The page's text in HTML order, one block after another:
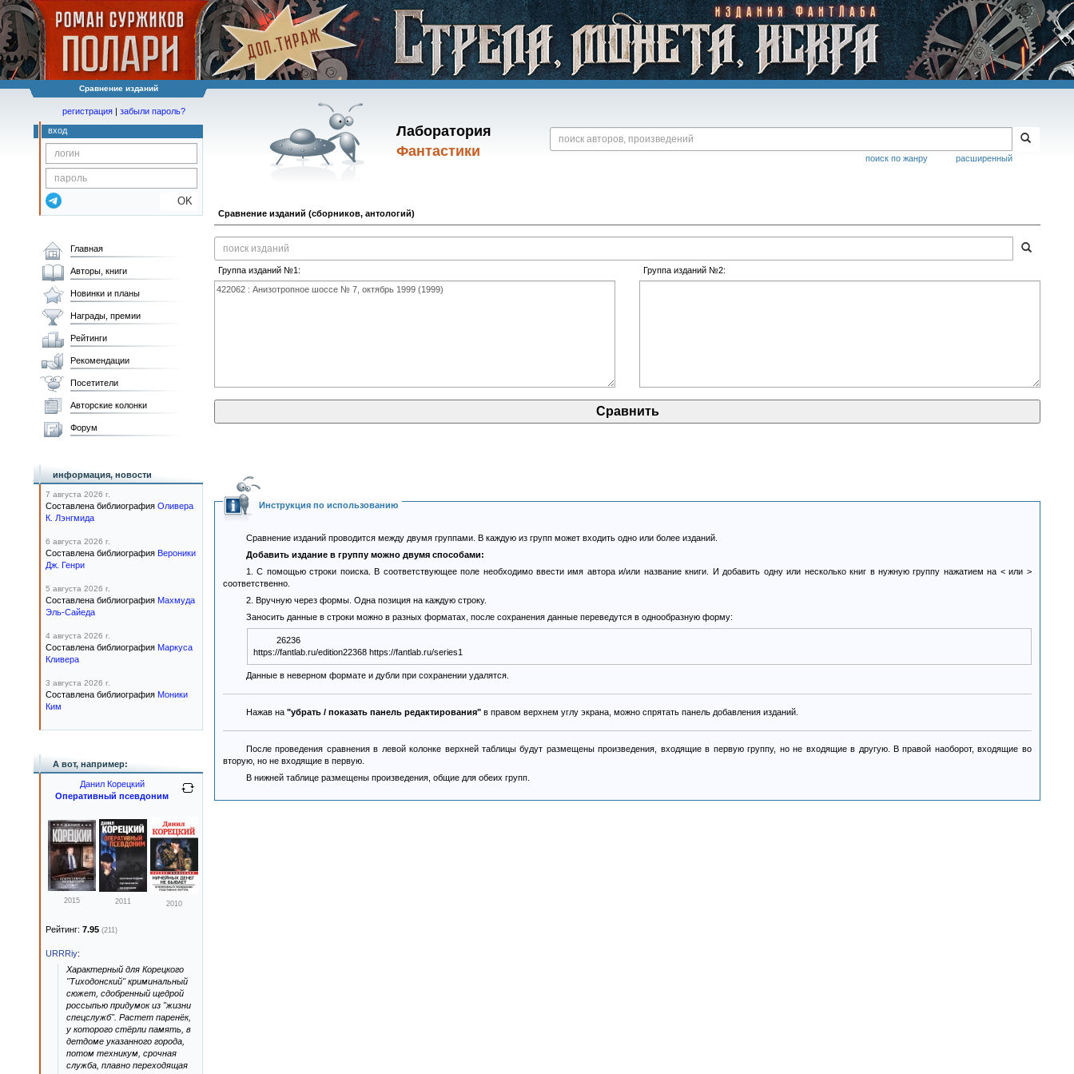
Сравнение изданий
Лаборатория
Фантастики
расширенный
поиск по жанру
регистрация | забыли пароль?
вход
OK
Сравнение изданий (сборников, антологий)
Группа изданий №1: Группа изданий №2:
Инструкция по использованию
Сравнение изданий проводится между двумя группами. В каждую из групп может входить одно или более изданий.
Добавить издание в группу можно двумя способами:
1. С помощью строки поиска. В соответствующее поле необходимо ввести имя автора и/или название книги. И добавить одну или несколько книг в нужную группу нажатием на < или >
соответственно.
2. Вручную через формы. Одна позиция на каждую строку.
Заносить данные в строки можно в разных форматах, после сохранения данные переведутся в однообразную форму:
26236
https://fantlab.ru/edition22368 https://fantlab.ru/series1
Данные в неверном формате и дубли при сохранении удалятся.
Нажав на "убрать / показать панель редактирования"в правом верхнем углу экрана, можно спрятать панель добавления изданий.
После проведения сравнения в левой колонке верхней таблицы будут размещены произведения, входящие в первую группу, но не входящие в другую. В правой наоборот, входящие во
вторую, но не входящие в первую.
В нижней таблице размещены произведения, общие для обеих групп.
Главная
Авторы, книги
Новинки и планы
Награды, премии
Рейтинги
Рекомендации
Посетители
Авторские колонки
Форум
информация, новости
7 августа 2026 г.
Составлена библиография Оливера
К. Лэнгмида
6 августа 2026 г.
Составлена библиография Вероники
Дж. Генри
5 августа 2026 г.
Составлена библиография Махмуда
Эль-Сайеда
4 августа 2026 г.
Составлена библиография Маркуса
Кливера
3 августа 2026 г.
Составлена библиография Моники
Ким
А вот, например:
Данил Корецкий
Оперативный псевдоним
2015 2011 2010
Рейтинг: 7.95 (211)
URRRiy:
Характерный для Корецкого
"Тиходонский" криминальный
сюжет, сдобренный щедрой
россыпью придумок из "жизни
спецслужб". Растет паренёк,
у которого стёрли память, в
детдоме указанного города,
потом техникум, срочная
служба, плавно переходящая